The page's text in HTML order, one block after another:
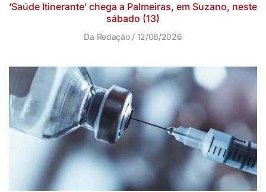
‘Saúde Itinerante’ chega a Palmeiras, em Suzano, neste
sábado (13)
Da Redação 12/06/2026